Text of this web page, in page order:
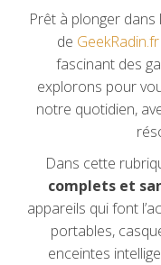
Prêt à plonger
de GeekRadin.fr
fascinant des
explorons pour
notre quotidien,
Dans cette
complets et
appareils qui font
portables,
enceintes